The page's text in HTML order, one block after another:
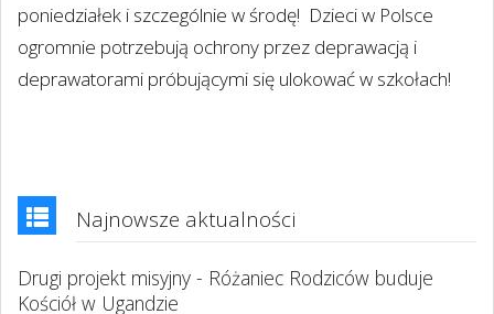
poniedziałek i szczególnie w środę! Dzieci w Polsce
ogromnie potrzebują ochrony przez deprawacją i
deprawatorami próbującymi się ulokować w szkołach!
Najnowsze aktualności
Drugi projekt misyjny - Różaniec Rodziców buduje
Kościół w Ugandzie